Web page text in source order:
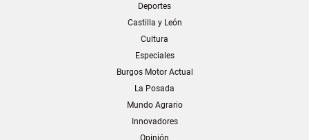
Deportes
Castilla y León
Cultura
Especiales
Burgos Motor Actual
La Posada
Mundo Agrario
Innovadores
Opinión